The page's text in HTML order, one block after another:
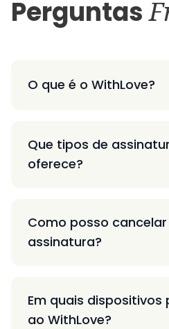
Perguntas
O que é o WithLove?
Que tipos de
oferece?
Como posso
assinatura?
Em quais dispositivos
ao WithLove?